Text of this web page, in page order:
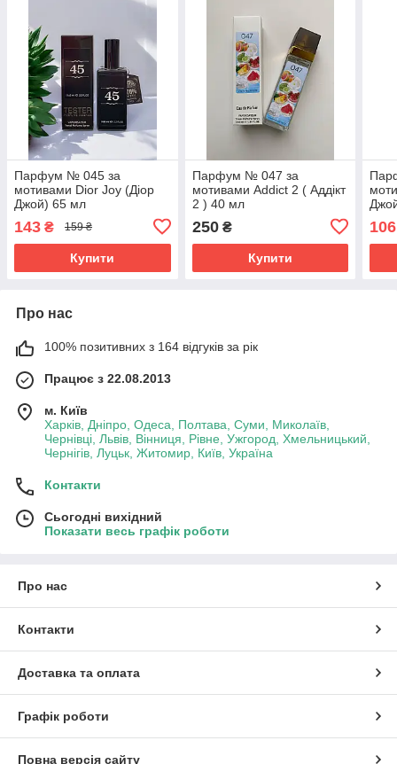
Парфум № 045 за
мотивами Dior Joy (Діор
Джой) 65 мл
143 ₴ 159 ₴
Купити
Парфум № 047 за
мотивами Addict 2 ( Аддікт
2 ) 40 мл
250₴
Купити
106
Про нас
100% позитивних з 164 відгуків за рік
Працює з 22.08.2013
м. Київ
Харків, Дніпро, Одеса, Полтава, Суми, Миколаїв,
Чернівці, Львів, Вінниця, Рівне, Ужгород, Хмельницький,
Чернігів, Луцьк, Житомир, Київ, Україна
Контакти
Сьогодні вихідний
Показати весь графік роботи
Про нас
Контакти
Доставка та оплата
Графік роботи
Повна версія сайту